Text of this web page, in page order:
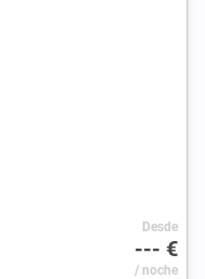
Desde
--- €
/ noche